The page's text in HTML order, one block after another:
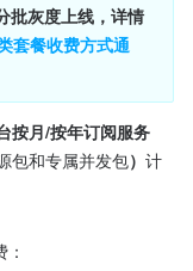
批灰度上线，详情
套餐收费方式通
按月/按年订阅服务
包和专属并发包） 计